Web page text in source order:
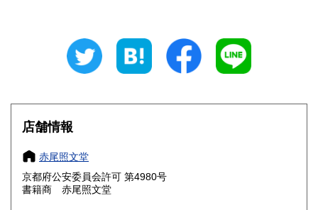
1,000円 静岡県
1,000円 三重県
滋賀県 1,000円 京都府 1,000円
大阪府
奈良県
鳥取県
店舗情報
赤尾照文堂
京都府公安委員会許可 第4980号
書籍商 赤尾照文堂